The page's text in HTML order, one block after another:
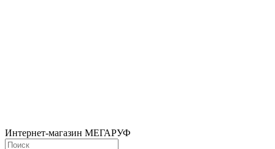
Интернет-магазин МЕГАРУФ